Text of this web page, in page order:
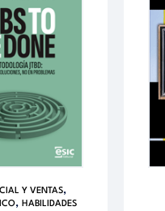
Y VENTAS,
, HABILIDADES